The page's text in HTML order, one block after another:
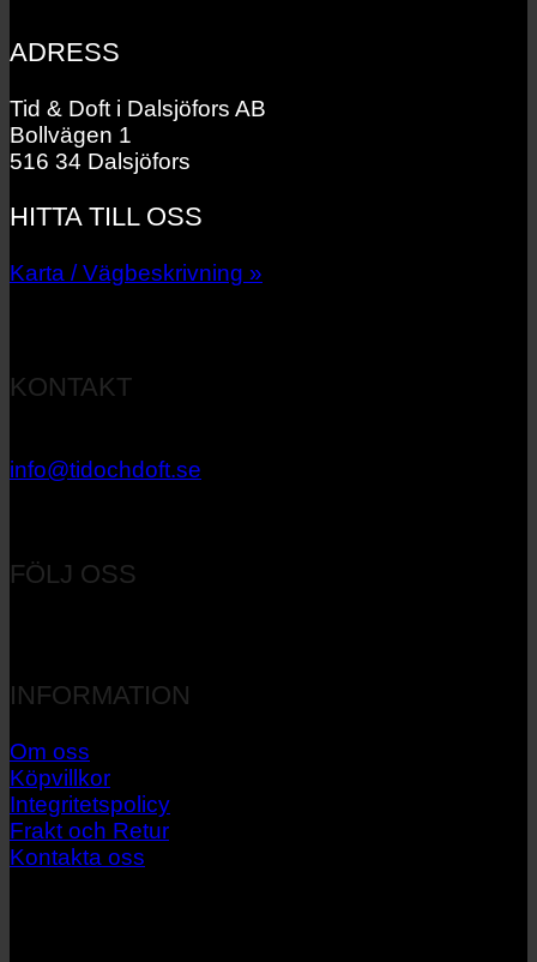
ADRESS
Tid & Doft i Dalsjöfors AB
Bollvägen 1
516 34 Dalsjöfors
HITTA TILL OSS
Karta / Vägbeskrivning »
KONTAKT
info@tidochdoft.se
FÖLJ OSS
INFORMATION
Om oss
Köpvillkor
Integritetspolicy
Frakt och Retur
Kontakta oss